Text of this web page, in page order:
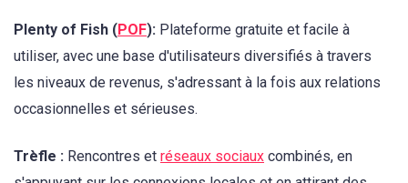
Plenty of Fish (POF): Plateforme gratuite et facile à
utiliser, avec une base d'utilisateurs diversifiés à travers
les niveaux de revenus, s'adressant à la fois aux relations
occasionnelles et sérieuses.
Trèfle : Rencontres et réseaux sociaux combinés, en